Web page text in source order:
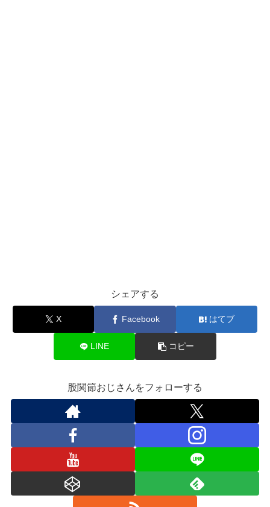
シェアする
X Facebook はてブ
LINE コピー
股関節おじさんをフォローする